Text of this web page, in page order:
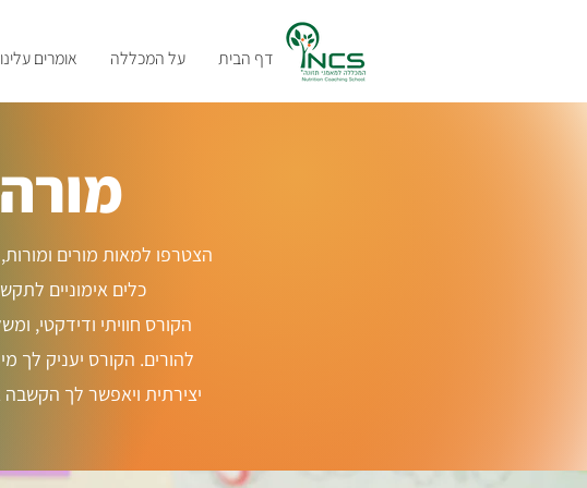
דף הבית על המכללה אומרים עלינו
כלים אימוניים
הקורס חוויתי ודידקטי,
להורים. הקורס יעניק לך
יצירתית ויאפשר לך